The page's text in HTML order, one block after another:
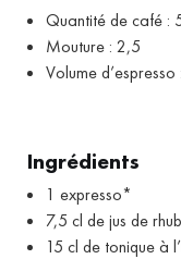
Quantité de café :
Mouture : 2,5
Volume d’espresso
Ingrédients
1 expresso*
7,5 cl de jus de
15 cl de tonique à